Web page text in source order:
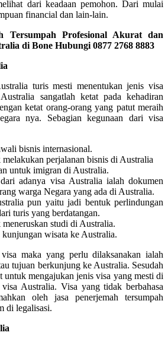
dari keadaan pemohon. Dari mulai
financial dan lain-lain.
Tersumpah Profesional Akurat dan
di Bone Hubungi 0877 2768 8883
turis mesti menentukan jenis visa
sangatlah ketat pada kehadiran
ketat orang-orang yang patut meraih
nya. Sebagian kegunaan dari visa
bisnis internasional.
perjalanan bisnis di Australia
untuk imigran di Australia.
adanya visa Australia ialah dokumen
warga Negara yang ada di Australia.
pun yaitu jadi bentuk perlindungan
turis yang berdatangan.
studi di Australia.
wisata ke Australia.
maka yang perlu dilaksanakan ialah
tujuan berkunjung ke Australia. Sesudah
untuk mengajukan jenis visa yang mesti di
Australia. Visa yang tidak berbahasa
oleh jasa penerjemah tersumpah
di legalisasi.